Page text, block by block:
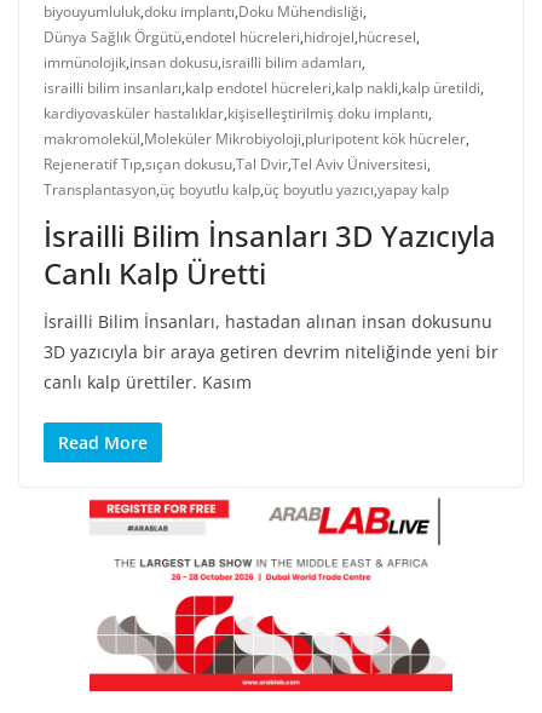
biyouyumluluk,doku implantı,Doku Mühendisliği,
Dünya Sağlık Örgütü,endotel hücreleri,hidrojel,hücresel,
immünolojik,insan dokusu,israilli bilim adamları,
israilli bilim insanları,kalp endotel hücreleri,kalp nakli,kalp üretildi,
kardiyovasküler hastalıklar,kişiselleştirilmiş doku implantı,
makromolekül,Moleküler Mikrobiyoloji,pluripotent kök hücreler,
Rejeneratif Tıp,sıçan dokusu,Tal Dvir,Tel Aviv Üniversitesi,
Transplantasyon,üç boyutlu kalp,üç boyutlu yazıcı,yapay kalp
İsrailli Bilim İnsanları 3D Yazıcıyla
Canlı Kalp Üretti
İsrailli Bilim İnsanları, hastadan alınan insan dokusunu
3D yazıcıyla bir araya getiren devrim niteliğinde yeni bir
canlı kalp ürettiler. Kasım
Read More